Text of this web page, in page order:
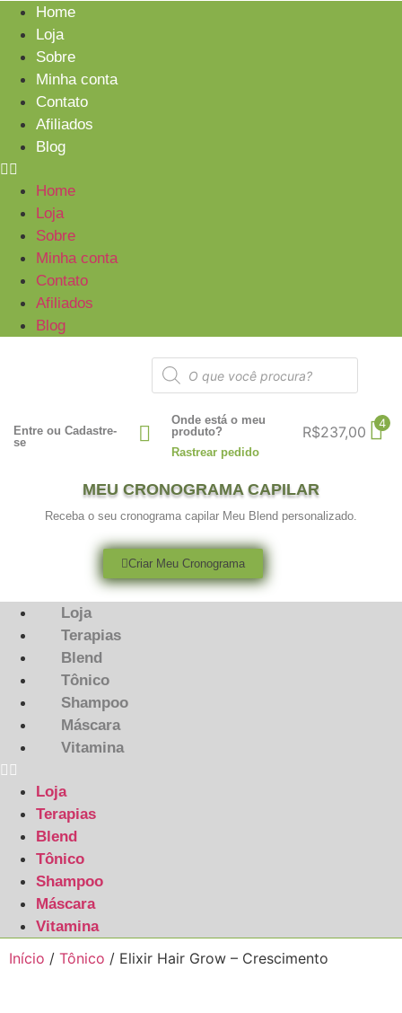
Home
Loja
Sobre
Minha conta
Contato
Afiliados
Blog
Home
Loja
Sobre
Minha conta
Contato
Afiliados
Blog
Entre ou Cadastre-
se
Onde está o meu
produto?
Rastrear pedido
R$237,00 4
MEU CRONOGRAMA CAPILAR
Receba o seu cronograma capilar Meu Blend personalizado.
Criar Meu Cronograma
Loja
Terapias
Blend
Tônico
Shampoo
Máscara
Vitamina
Loja
Terapias
Blend
Tônico
Shampoo
Máscara
Vitamina
Início / Tônico / Elixir Hair Grow – Crescimento